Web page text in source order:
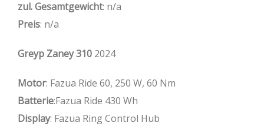
zul. Gesamtgewicht: n/a
Preis: n/a
Greyp Zaney 310 2024
Motor: Fazua Ride 60, 250 W, 60 Nm
Batterie:Fazua Ride 430 Wh
Display: Fazua Ring Control Hub